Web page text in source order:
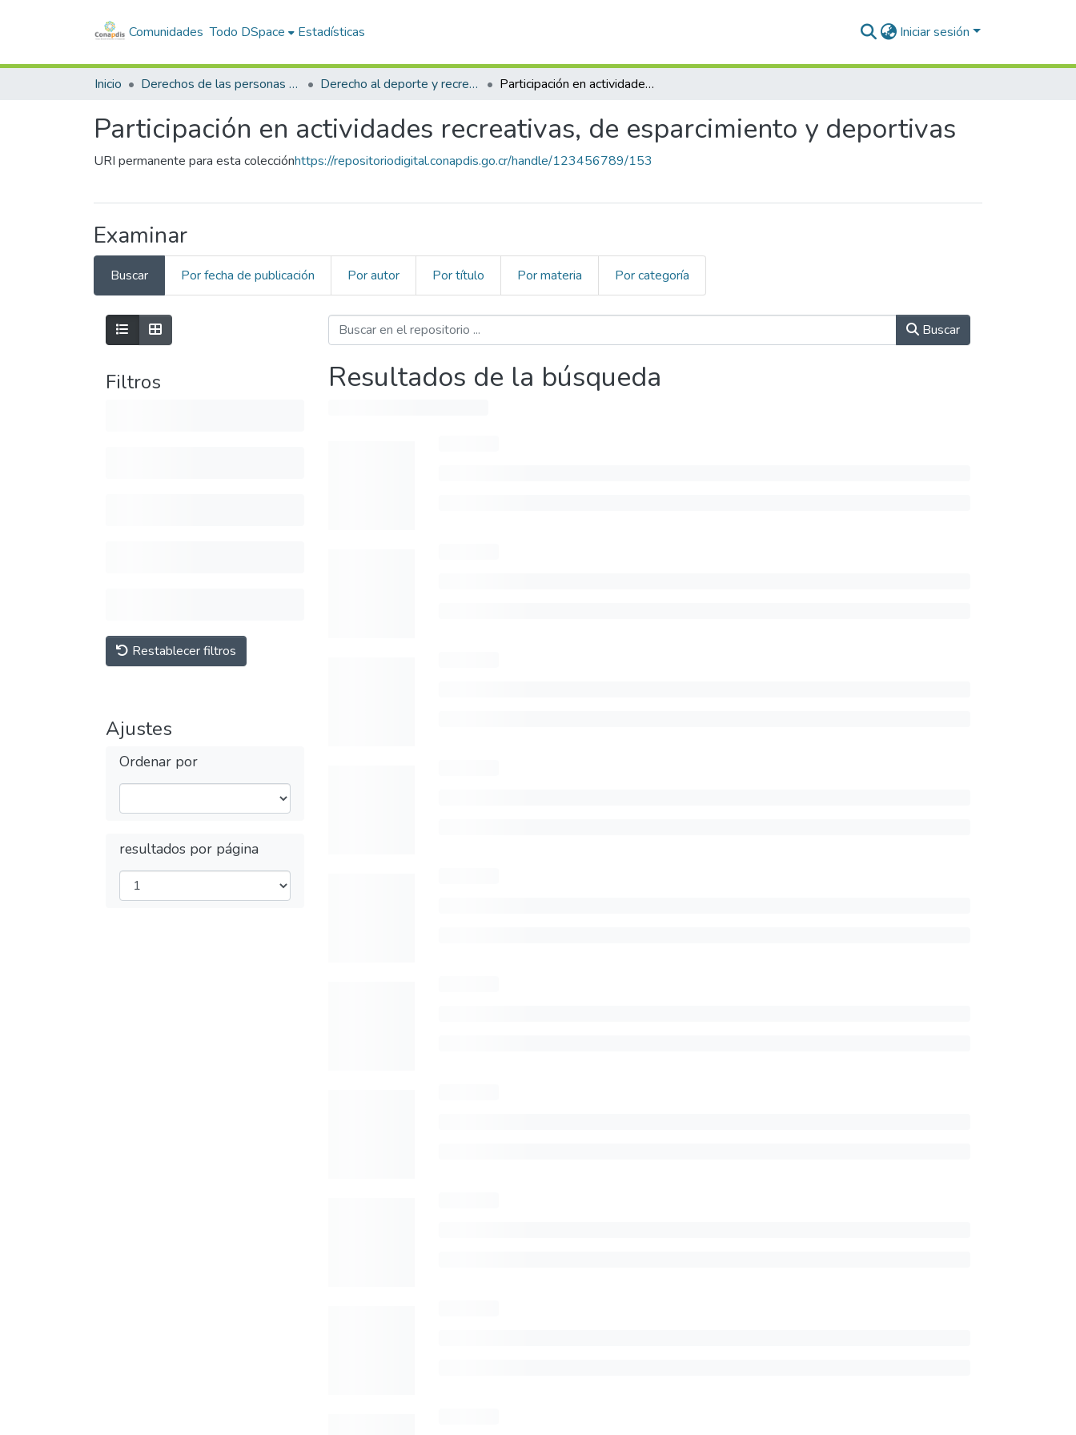
Comunidades Todo DSpace Estadísticas Iniciar sesión
Inicio Derechos de las personas con discapacidad Derecho al deporte y recreación Participación en actividades recreativas, de esparcimiento y deportivas
Participación en actividades recreativas, de esparcimiento y deportivas
URI permanente para esta colecciónhttps://repositoriodigital.conapdis.go.cr/handle/123456789/153
Examinar
Buscar Por fecha de publicación Por autor Por título Por materia Por categoría
Filtros
Restablecer filtros
Ajustes
Ordenar por
resultados por página
Buscar
Resultados de la búsqueda